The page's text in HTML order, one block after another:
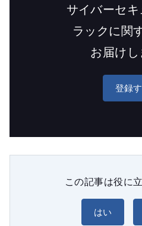
サイバーセ
ラックに関
お届けし
登録
この記事は役に
はい